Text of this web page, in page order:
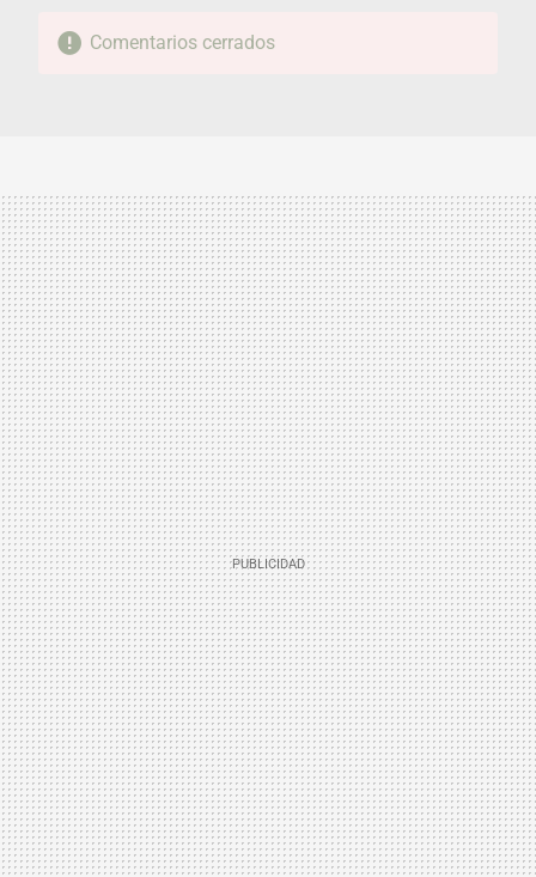
Comentarios cerrados